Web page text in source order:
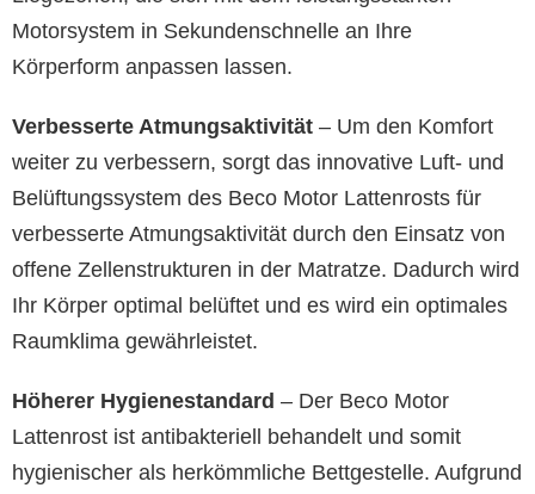
Motorsystem in Sekundenschnelle an Ihre
Körperform anpassen lassen.
Verbesserte Atmungsaktivität – Um den Komfort
weiter zu verbessern, sorgt das innovative Luft- und
Belüftungssystem des Beco Motor Lattenrosts für
verbesserte Atmungsaktivität durch den Einsatz von
offene Zellenstrukturen in der Matratze. Dadurch wird
Ihr Körper optimal belüftet und es wird ein optimales
Raumklima gewährleistet.
Höherer Hygienestandard – Der Beco Motor
Lattenrost ist antibakteriell behandelt und somit
hygienischer als herkömmliche Bettgestelle. Aufgrund